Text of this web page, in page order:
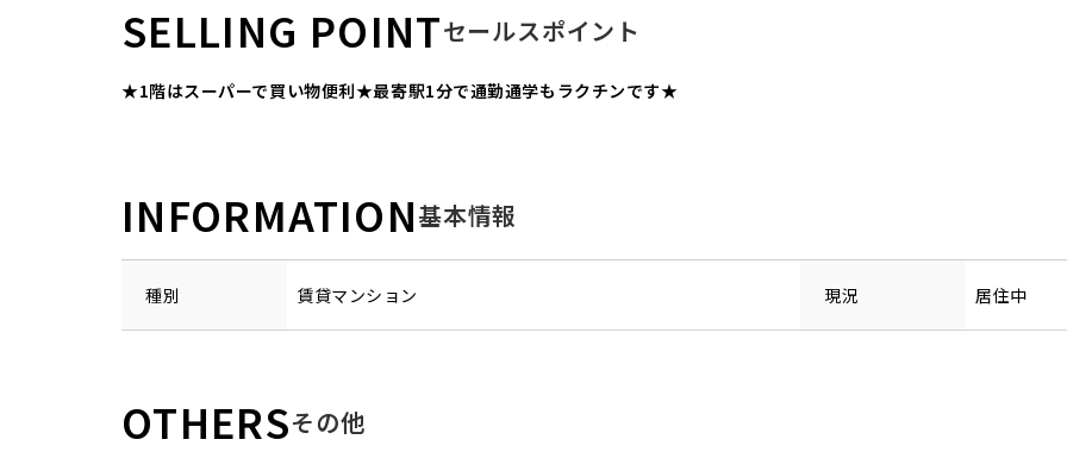
SELLING POINTセールスポイント
★1階はスーパーで買い物便利★最寄駅1分で通勤通学もラクチンです★
INFORMATION基本情報
種別 賃貸マンション 現況 居住中
OTHERSその他